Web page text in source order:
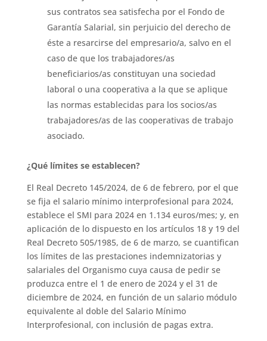
sus contratos sea satisfecha por el Fondo de
Garantía Salarial, sin perjuicio del derecho de
éste a resarcirse del empresario/a, salvo en el
caso de que los trabajadores/as
beneficiarios/as constituyan una sociedad
laboral o una cooperativa a la que se aplique
las normas establecidas para los socios/as
trabajadores/as de las cooperativas de trabajo
asociado.
¿Qué límites se establecen?
El Real Decreto 145/2024, de 6 de febrero, por el que
se fija el salario mínimo interprofesional para 2024,
establece el SMI para 2024 en 1.134 euros/mes; y, en
aplicación de lo dispuesto en los artículos 18 y 19 del
Real Decreto 505/1985, de 6 de marzo, se cuantifican
los límites de las prestaciones indemnizatorias y
salariales del Organismo cuya causa de pedir se
produzca entre el 1 de enero de 2024 y el 31 de
diciembre de 2024, en función de un salario módulo
equivalente al doble del Salario Mínimo
Interprofesional, con inclusión de pagas extra.